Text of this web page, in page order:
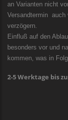
an Varianten nicht
Versandtermin auch
Einfluß auf den
besonders vor und
kommen, was in
2-5 Werktage bis